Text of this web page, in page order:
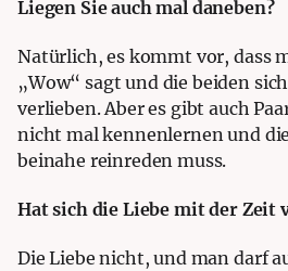
Liegen Sie auch mal daneben?
Natürlich, es kommt vor, dass
„Wow“ sagt und die beiden
verlieben. Aber es gibt auch
nicht mal kennenlernen und
beinahe reinreden muss.
Hat sich die Liebe mit der Zeit
Die Liebe nicht, und man darf